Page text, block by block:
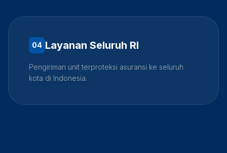
04 Layanan Seluruh RI
Pengiriman unit terproteksi asuransi ke seluruh
kota di Indonesia.